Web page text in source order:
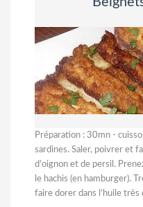
Préparation : 30mn -
sardines. Saler, poivrer et
d’oignon et de persil.
le hachis (en hamburger).
faire dorer dans l’huile très